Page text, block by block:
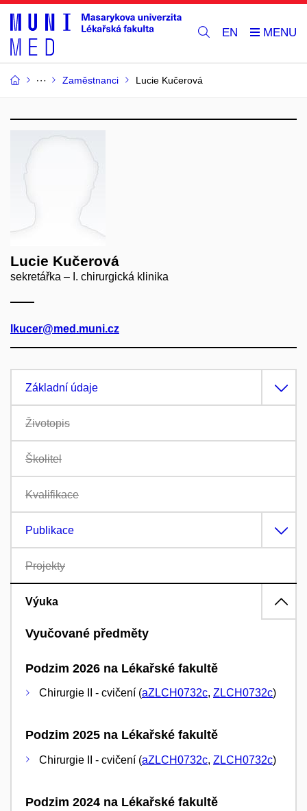
EN
Zaměstnanci Lucie Kučerová
Lucie Kučerová
sekretářka – I. chirurgická klinika
lkucer@med.muni.cz
Základní údaje
Životopis
Školitel
Kvalifikace
Publikace
Projekty
Výuka
Vyučované předměty
Podzim 2026 na Lékařské fakultě
Chirurgie II - cvičení (aZLCH0732c, ZLCH0732c)
Podzim 2025 na Lékařské fakultě
Chirurgie II - cvičení (aZLCH0732c, ZLCH0732c)
Podzim 2024 na Lékařské fakultě